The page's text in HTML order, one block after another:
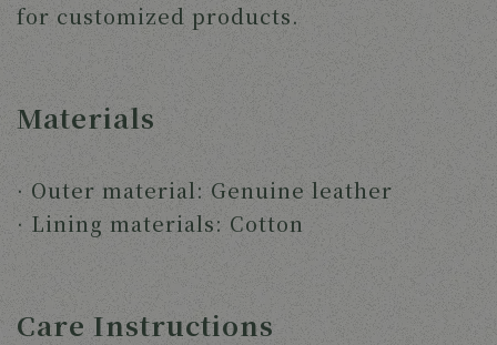
for customized products.
Materials
· Outer material: Genuine leather
· Lining materials: Cotton
Care Instructions